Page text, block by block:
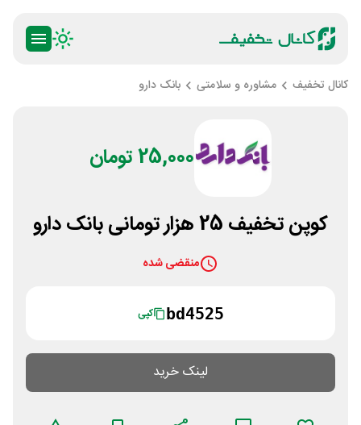
کانال تخفیف مشاوره و سلامتی بانک دارو
25,000 تومان
کوپن تخفیف 25 هزار تومانی بانک دارو
منقضی شده
bd4525 کپی
لینک خرید